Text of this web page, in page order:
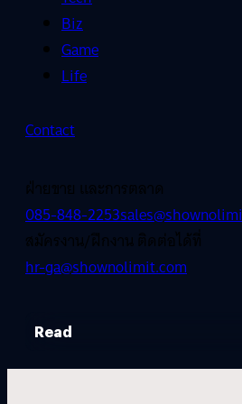
Biz
Game
Life
Contact
ฝ่ายขาย และการตลาด
085-848-2253
สมัครงาน/ฝึกงาน ติดต่อได้ที่
hr-ga@shownolimit.com
Read